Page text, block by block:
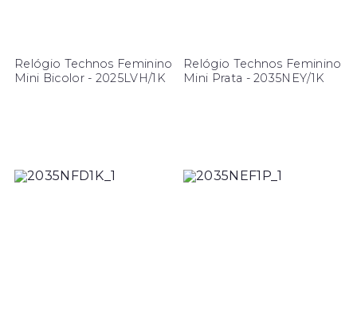
Relógio Technos Feminino
Mini Bicolor - 2025LVH/1K
Relógio Technos Feminino
Mini Prata - 2035NEY/1K